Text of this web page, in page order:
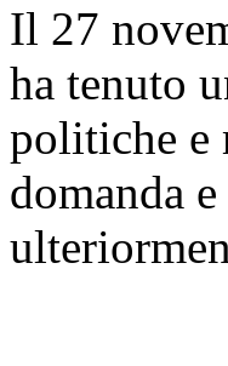
Il 27
ha tenuto
politiche e
domanda